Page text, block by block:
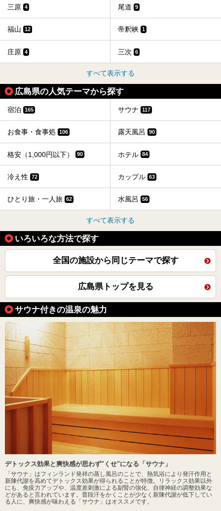
三原 4 尾道 9
福山 12 帝釈峡 1
庄原 4 三次 6
すべて表示する
広島県の人気テーマから探す
宿泊 165 サウナ 117
お食事・食事処 106 露天風呂 90
格安（1,000円以下） 90 ホテル 84
冷え性 72 カップル 63
ひとり旅・一人旅 62 水風呂 56
すべて表示する
いろいろな方法で探す
全国の施設から同じテーマで探す
広島県トップを見る
サウナ付きの温泉の魅力
デトックス効果と爽快感が思わず"くせ"になる「サウナ」
「サウナ」はフィンランド発祥の蒸し風呂のことで、熱気浴により発汗作用と
新陳代謝を高めてデトックス効果が得られることが特徴。リラックス効果以外
にも、免疫力アップや、温度差刺激による副腎の強化、自律神経の調整効果な
どがあると言われています。普段汗をかくことが少なく新陳代謝が低下してい
る人に、爽快感が味わえる「サウナ」はオススメです。